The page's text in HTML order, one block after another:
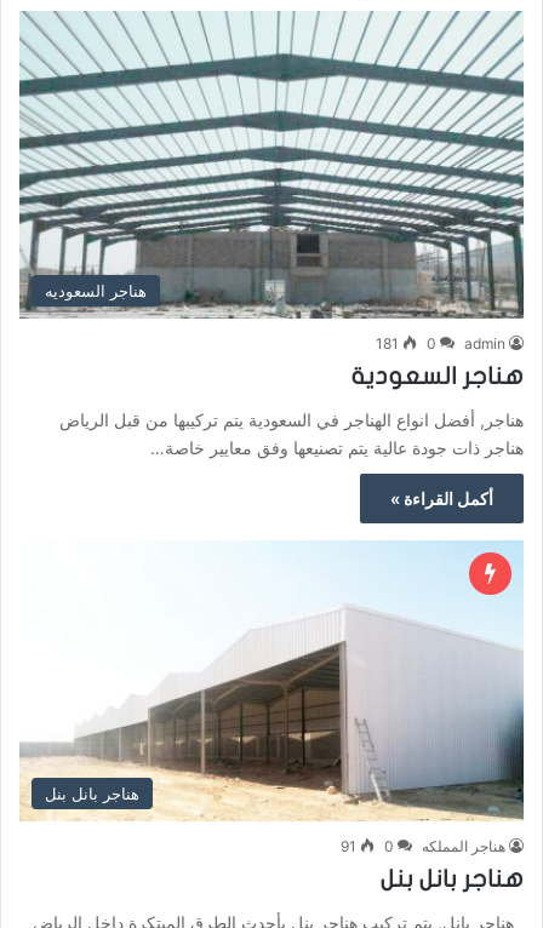
هناجر السعوديه
admin
0
181
هناجر السعودية
هناجر, أفضل انواع الهناجر في السعودية يتم تركيبها من قبل الرياض
هناجر ذات جودة عالية يتم تصنيعها وفق معايير خاصة…
أكمل القراءة »
هناجر بانل بنل
هناجر المملكه 0
91
هناجر بانل بنل
هناجر بانل, يتم تركيب هناجر بنل بأحدث الطرق المبتكرة داخل الرياض